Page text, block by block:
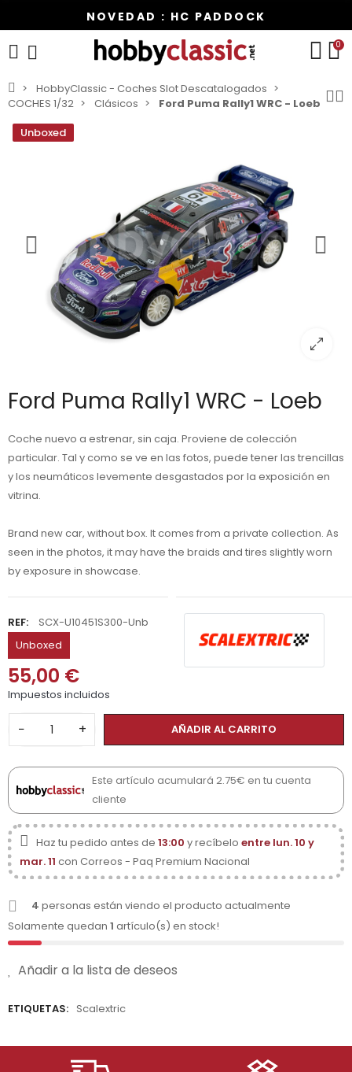
NOVEDAD : HC PADDOCK
0
HobbyClassic - Coches Slot Descatalogados
COCHES 1/32
Clásicos
Ford Puma Rally1 WRC - Loeb
Unboxed
Ford Puma Rally1 WRC - Loeb
Coche nuevo a estrenar, sin caja. Proviene de colección
particular. Tal y como se ve en las fotos, puede tener las trencillas
y los neumáticos levemente desgastados por la exposición en
vitrina.
Brand new car, without box. It comes from a private collection. As
seen in the photos, it may have the braids and tires slightly worn
by exposure in showcase.
REF:
SCX-U10451S300-Unb
Unboxed
55,00 €
Impuestos incluidos
− + AÑADIR AL CARRITO
Este artículo acumulará 2.75€ en tu cuenta
cliente
Haz tu pedido antes de 13:00 y recíbelo entre lun. 10 y
mar. 11 con Correos - Paq Premium Nacional
4 personas están viendo el producto actualmente
Solamente quedan 1 artículo(s) en stock!
Añadir a la lista de deseos
ETIQUETAS: Scalextric